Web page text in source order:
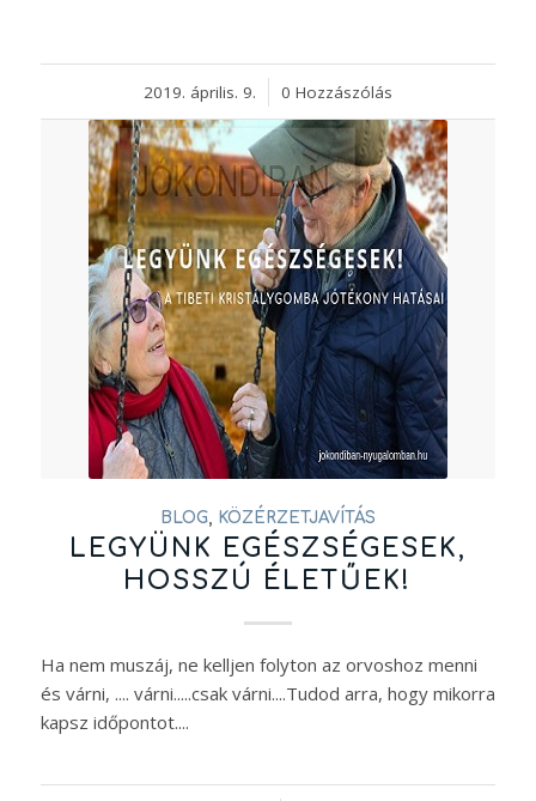
2019. április. 9.
/ 0 Hozzászólás
BLOG, KÖZÉRZETJAVÍTÁS
LEGYÜNK EGÉSZSÉGESEK,
HOSSZÚ ÉLETŰEK!
Ha nem muszáj, ne kelljen folyton az orvoshoz menni
és várni, .... várni.....csak várni....Tudod arra, hogy mikorra
kapsz időpontot....